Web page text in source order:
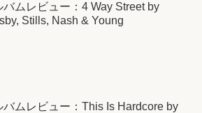
バムレビュー：4 Way Street by
Stills, Nash & Young
バムレビュー：This Is Hardcore by